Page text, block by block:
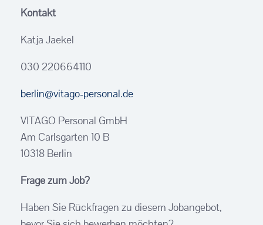
Kontakt
Katja Jaekel
030 220664110
berlin@vitago-personal.de
VITAGO Personal GmbH
Am Carlsgarten 10 B
10318 Berlin
Frage zum Job?
Haben Sie Rückfragen zu diesem Jobangebot,